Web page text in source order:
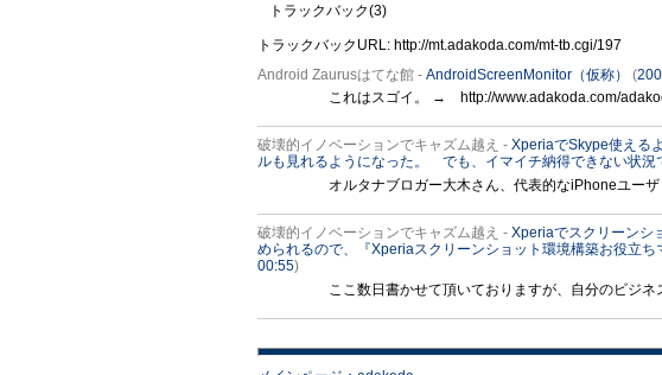
トラックバック(3)
トラックバックURL: http://mt.adakoda.com/mt-tb.cgi/197
Android Zaurusはてな館 - AndroidScreenMonitor（仮称） (
これはスゴイ。 → http://www.adakoda.com/
破壊的イノベーションでキャズム越え - XperiaでSkype使える
ルも見れるようになった。 でも、イマイチ納得できない状況
オルタナブロガー大木さん、代表的なiPhoneユー
破壊的イノベーションでキャズム越え - Xperiaでスクリーンシ
められるので、『Xperiaスクリーンショット環境構築お役立ち
00:55)
ここ数日書かせて頂いておりますが、自分のビジ